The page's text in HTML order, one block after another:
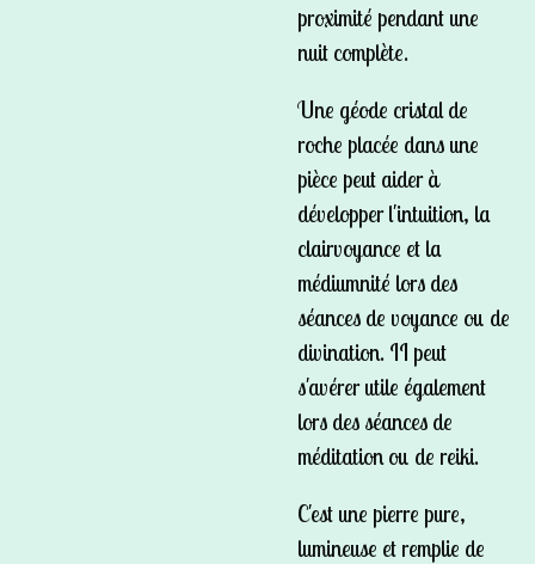
proximité pendant une
nuit complète.
Une géode cristal de
roche placée dans une
pièce peut aider à
développer l'intuition, la
clairvoyance et la
médiumnité lors des
séances de voyance ou de
divination. II peut
s'avérer utile également
lors des séances de
méditation ou de reiki.
C'est une pierre pure,
lumineuse et remplie de